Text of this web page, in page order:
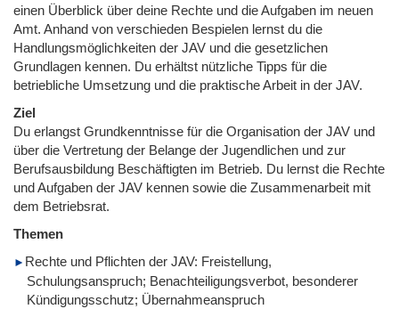
einen Überblick über deine Rechte und die Aufgaben im neuen
Amt. Anhand von verschieden Bespielen lernst du die
Handlungsmöglichkeiten der JAV und die gesetzlichen
Grundlagen kennen. Du erhältst nützliche Tipps für die
betriebliche Umsetzung und die praktische Arbeit in der JAV.
Ziel
Du erlangst Grundkenntnisse für die Organisation der JAV und
über die Vertretung der Belange der Jugendlichen und zur
Berufsausbildung Beschäftigten im Betrieb. Du lernst die Rechte
und Aufgaben der JAV kennen sowie die Zusammenarbeit mit
dem Betriebsrat.
Themen
Rechte und Pflichten der JAV: Freistellung,
Schulungsanspruch; Benachteiligungsverbot, besonderer
Kündigungsschutz; Übernahmeanspruch